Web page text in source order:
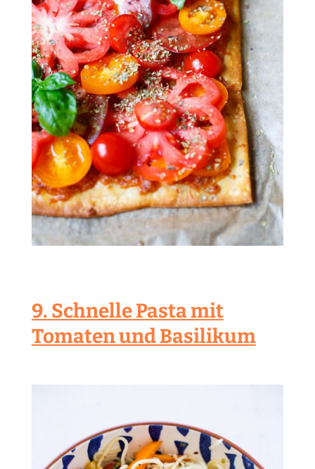
9. Schnelle Pasta mit
Tomaten und Basilikum